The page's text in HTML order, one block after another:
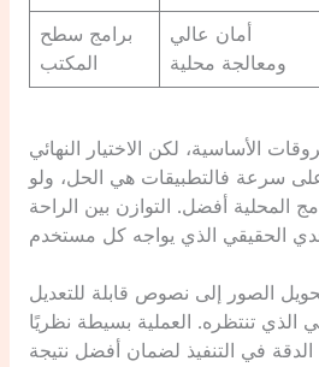
برامج سطح
المكتب
أمان عالي
ومعالجة محلية
الأساسية، لكن الاختيار النهائي
سرعة فالتطبيقات هي الحل، ولو
المحلية أفضل. التوازن بين الراحة
الصور إلى نصوص قابلة للتعديل
الذي تنتظره. العملية بسيطة نظريًا
الدقة في التنفيذ لضمان أفضل نتيجة